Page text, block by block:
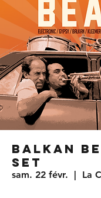
BALKAN
SET
sam. 22 févr.
  |
La